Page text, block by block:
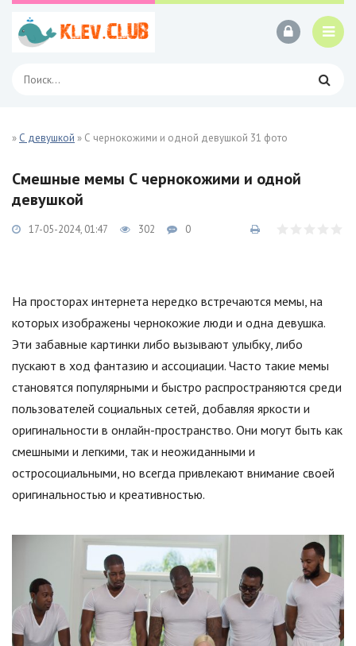
» С девушкой » С чернокожими и одной девушкой 31 фото
Смешные мемы С чернокожими и одной
девушкой
17-05-2024, 01:47 302 0
На просторах интернета нередко встречаются мемы, на
которых изображены чернокожие люди и одна девушка.
Эти забавные картинки либо вызывают улыбку, либо
пускают в ход фантазию и ассоциации. Часто такие мемы
становятся популярными и быстро распространяются среди
пользователей социальных сетей, добавляя яркости и
оригинальности в онлайн-пространство. Они могут быть как
смешными и легкими, так и неожиданными и
остросоциальными, но всегда привлекают внимание своей
оригинальностью и креативностью.